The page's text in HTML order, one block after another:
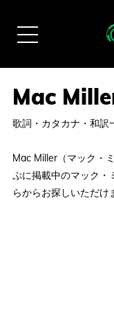
歌詞・カタカナ・和訳
Mac Miller（マック・
ぷに掲載中のマック・
らからお探しいただけ